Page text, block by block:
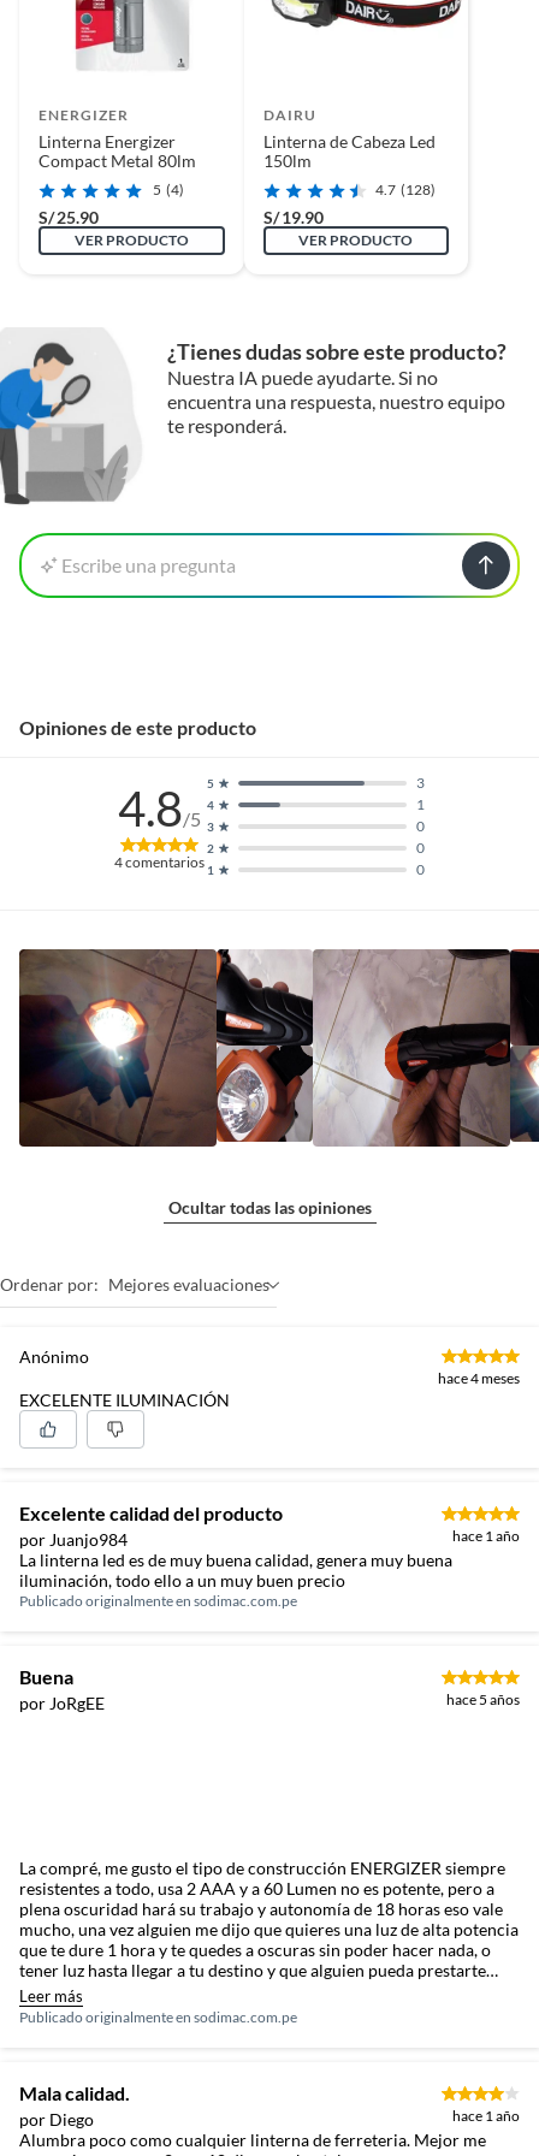
Complementa tu compra con
productos adicionales
Para completar tu compra, te recomendamos llevar pilas y
baterías de uso especial. Estas te permitirán mantener tu
linterna funcionando sin problemas. También puedes
considerar linternas de mano, ya sea recargables o no
recargables, para tener diferentes opciones de iluminación
ENERGIZER
Linterna Energizer
Compact Metal 80lm
5 (4)
S/25.90
VER PRODUCTO
DAIRU
Linterna de Cabeza Led
150lm
4.7 (128)
S/ 19.90
VER PRODUCTO
¿Tienes dudas sobre este producto?
Nuestra IA puede ayudarte. Si no
encuentra una respuesta, nuestro equipo
te responderá.
Escribe una pregunta
Opiniones de este producto
4.8/5
4comentarios 1 0
2 0
3 0
4 1
5 3
Ocultar todas las opiniones
Ordenar por: Mejores evaluaciones
Anónimo
hace 4 meses
EXCELENTE ILUMINACIÓN
Excelente calidad del producto
por Juanjo984 hace 1 año
La linterna led es de muy buena calidad, genera muy buena
iluminación, todo ello a un muy buen precio
Publicado originalmente en sodimac.com.pe
Buena
por JoRgEE hace 5 años
La compré, me gusto el tipo de construcción ENERGIZER siempre
resistentes a todo, usa 2 AAA y a 60 Lumen no es potente, pero a
plena oscuridad hará su trabajo y autonomía de 18 horas eso vale
mucho, una vez alguien me dijo que quieres una luz de alta potencia
que te dure 1 hora y te quedes a oscuras sin poder hacer nada, o
tener luz hasta llegar a tu destino y que alguien pueda prestarte
ayuda.la recomiendo.
Leer más
Publicado originalmente en sodimac.com.pe
Mala calidad.
por Diego hace 1 año
Alumbra poco como cualquier linterna de ferreteria. Mejor me